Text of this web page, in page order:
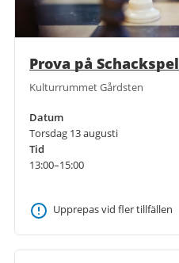
Prova på Schackspel
Kulturrummet Gårdsten
Datum
Torsdag 13 augusti
Tid
13:00–15:00
Upprepas vid fler tillfällen